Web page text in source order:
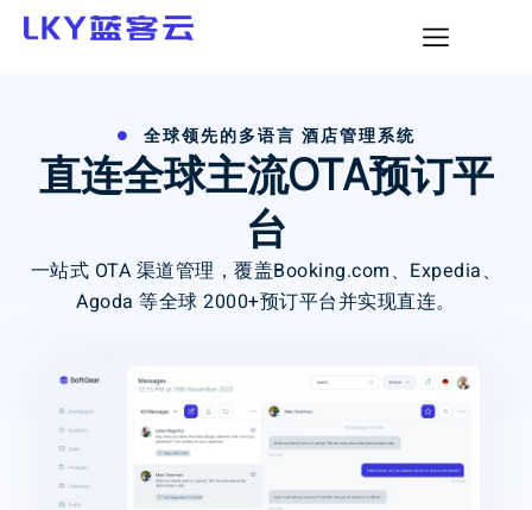
全球领先的多语言 酒店管理系统
直连全球主流OTA预订平
台
一站式 OTA 渠道管理，覆盖Booking.com、Expedia、
Agoda 等全球 2000+预订平台并实现直连。